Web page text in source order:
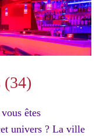
(34)
êtes
univers ? La ville